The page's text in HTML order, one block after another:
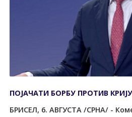
ПОЈАЧАТИ БОРБУ ПРОТИВ
БРИСЕЛ, 6. АВГУСТА /СРНА/ -